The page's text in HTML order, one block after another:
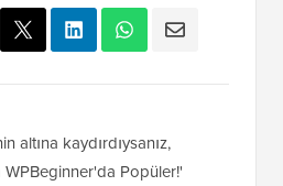
altına kaydırdıysanız,
Popüler!'